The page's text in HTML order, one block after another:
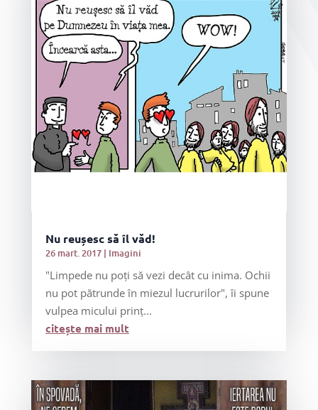
Nu reușesc să îl văd!
26 mart. 2017| Imagini
"Limpede nu poți să vezi decât cu inima. Ochii
nu pot pătrunde în miezul lucrurilor", îi spune
vulpea micului prinț...
citește mai mult